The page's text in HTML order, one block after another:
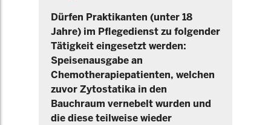
Dürfen Praktikanten (unter 18
Jahre) im Pflegedienst zu folgender
Tätigkeit eingesetzt werden:
Speisenausgabe an
Chemotherapiepatienten, welchen
zuvor Zytostatika in den
Bauchraum vernebelt wurden und
die diese teilweise wieder